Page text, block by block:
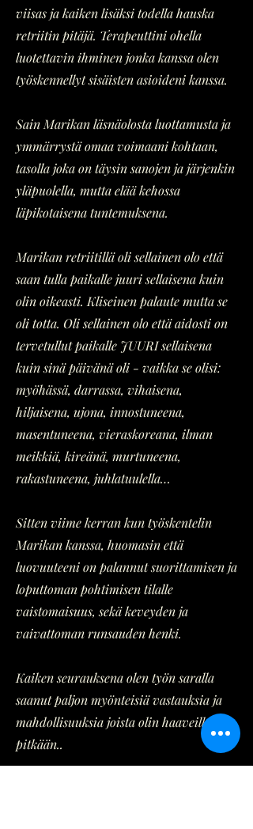
viisas ja kaiken lisäksi todella hauska
retriitin pitäjä. Terapeuttini ohella
luotettavin ihminen jonka kanssa olen
työskennellyt sisäisten asioideni kanssa.
Sain Marikan läsnäolosta luottamusta ja
ymmärrystä omaa voimaani kohtaan,
tasolla joka on täysin sanojen ja järjenkin
yläpuolella, mutta elää kehossa
läpikotaisena tuntemuksena.
Marikan retriitillä oli sellainen olo että
saan tulla paikalle juuri sellaisena kuin
olin oikeasti. Kliseinen palaute mutta se
oli totta. Oli sellainen olo että aidosti on
tervetullut paikalle JUURI sellaisena
kuin sinä päivänä oli - vaikka se olisi:
myöhässä, darrassa, vihaisena,
hiljaisena, ujona, innostuneena,
masentuneena, vieraskoreana, ilman
meikkiä, kireänä, murtuneena,
rakastuneena, juhlatuulella…
Sitten viime kerran kun työskentelin
Marikan kanssa, huomasin että
luovuuteeni on palannut suorittamisen ja
loputtoman pohtimisen tilalle
vaistomaisuus, sekä keveyden ja
vaivattoman runsauden henki.
Kaiken seurauksena olen työn saralla
saanut paljon myönteisiä vastauksia ja
mahdollisuuksia joista olin haaveillut
pitkään..